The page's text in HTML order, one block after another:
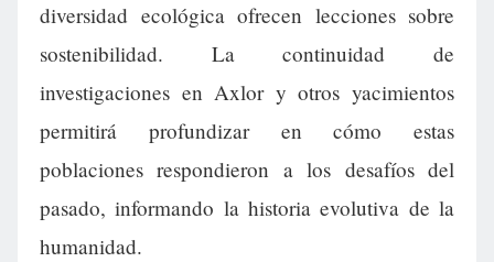
diversidad ecológica ofrecen lecciones sobre
sostenibilidad. La continuidad de
investigaciones en Axlor y otros yacimientos
permitirá profundizar en cómo estas
poblaciones respondieron a los desafíos del
pasado, informando la historia evolutiva de la
humanidad.